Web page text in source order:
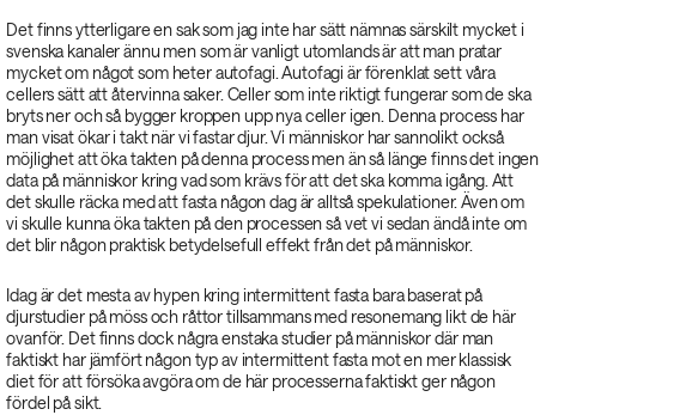
Det finns ytterligare en sak som jag inte har sätt nämnas särskilt mycket i
svenska kanaler ännu men som är vanligt utomlands är att man pratar
mycket om något som heter autofagi. Autofagi är förenklat sett våra
cellers sätt att återvinna saker. Celler som inte riktigt fungerar som de ska
bryts ner och så bygger kroppen upp nya celler igen. Denna process har
man visat ökar i takt när vi fastar djur. Vi människor har sannolikt också
möjlighet att öka takten på denna process men än så länge finns det ingen
data på människor kring vad som krävs för att det ska komma igång. Att
det skulle räcka med att fasta någon dag är alltså spekulationer. Även om
vi skulle kunna öka takten på den processen så vet vi sedan ändå inte om
det blir någon praktisk betydelsefull effekt från det på människor.
Idag är det mesta av hypen kring intermittent fasta bara baserat på
djurstudier på möss och råttor tillsammans med resonemang likt de här
ovanför. Det finns dock några enstaka studier på människor där man
faktiskt har jämfört någon typ av intermittent fasta mot en mer klassisk
diet för att försöka avgöra om de här processerna faktiskt ger någon
fördel på sikt.